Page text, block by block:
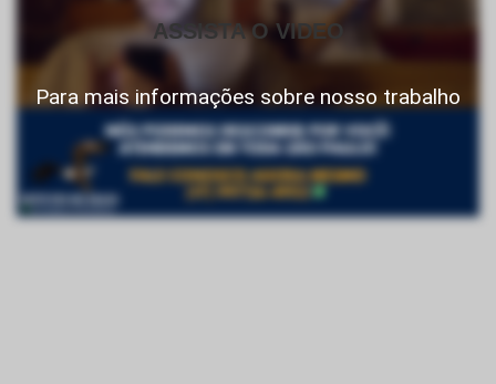
ASSISTA O VIDEO
Para mais informações sobre nosso trabalho